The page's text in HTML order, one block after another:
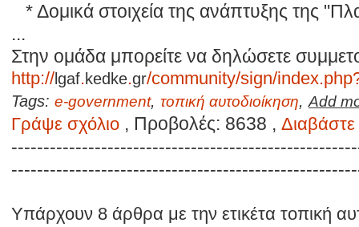
* Δομικά στοιχεία της ανάπτυξης της
...
Στην ομάδα μπορείτε να δηλώσετε
http://lgaf.kedke.gr/community/sign/
Tags: e-government, τοπική αυτοδιοίκηση, Add
Γράψε σχόλιο , Προβολές: 8638 ,
Υπάρχουν 8 άρθρα με την ετικέτα τοπική